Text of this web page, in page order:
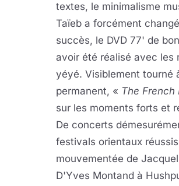
textes, le minimalisme
Taïeb a forcément
succès, le DVD 77' de
avoir été réalisé avec les
yéyé. Visiblement tourné
permanent, « The French
sur les moments forts et
De concerts
festivals orientaux
mouvementée de
D'Yves Montand à